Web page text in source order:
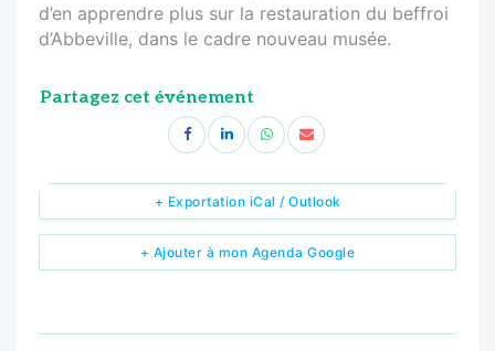
d’en apprendre plus sur la restauration du beffroi
d’Abbeville, dans le cadre nouveau musée.
Partagez cet événement
+ Ajouter à mon Agenda Google
+ Exportation iCal / Outlook